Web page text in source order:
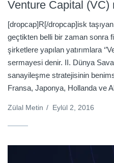
Venture Capital (VC)
[dropcap]R[/dropcap]isk
geçtikten belli bir zaman sonra
şirketlere yapılan yatırımlara
sermayesi denir. II. Dünya
sanayileşme stratejisinin
Fransa, Japonya, Hollanda ve
Zülal Metin / Eylül 2, 2016